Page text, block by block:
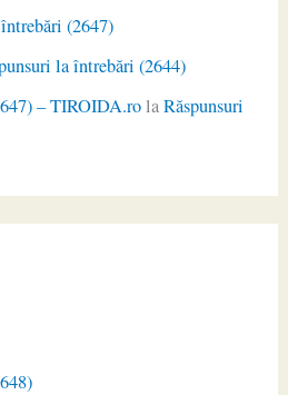
(2647)
la întrebări (2644)
– TIROIDA.rolaRăspunsuri